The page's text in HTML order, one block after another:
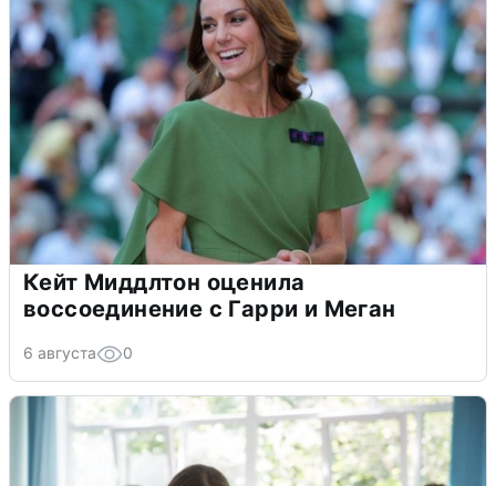
Кейт Миддлтон оценила
воссоединение с Гарри и Меган
6 августа 0